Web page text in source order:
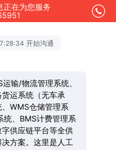
正在为您服务
开始沟通
输/物流管理系统、
运系统（无车承
WMS仓储管理系
统、BMS计费管理系
供应链平台等全供
方案。这里是人工